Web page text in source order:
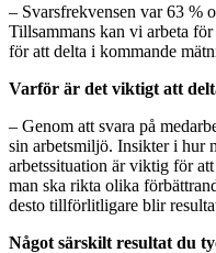
– Svarsfrekvensen var 63 %
Tillsammans kan vi arbeta
för att delta i kommande
Varför är det viktigt att
– Genom att svara på
sin arbetsmiljö. Insikter i hur
arbetssituation är viktig för
man ska rikta olika
desto tillförlitligare blir
Något särskilt resultat du